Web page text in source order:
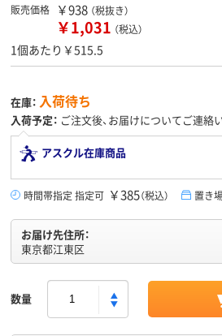
販売価格 ￥938 （税抜き）
￥1,031 （税込）
1個あたり￥515.5
在庫： 入荷待ち
入荷予定： ご注文後、お届けについてご連絡
アスクル在庫商品
時間帯指定 指定可 ￥385（税込） 置き
お届け先住所：
東京都江東区
数量